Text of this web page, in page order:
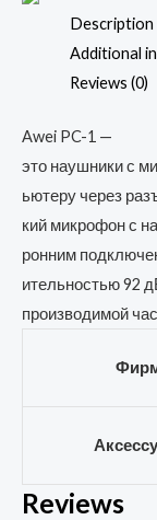
Description
Additional
Reviews (0)
Awei PC-1 —
это наушникис
ьютеру через
кий микрофонс
ронним
ительностью92
производимой
Reviews